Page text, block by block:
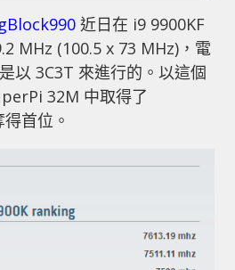
近日在 i9 9900KF
MHz (100.5 x 73 MHz)，電
以 3C3T 來進行的。以這個
32M 中取得了
首位。